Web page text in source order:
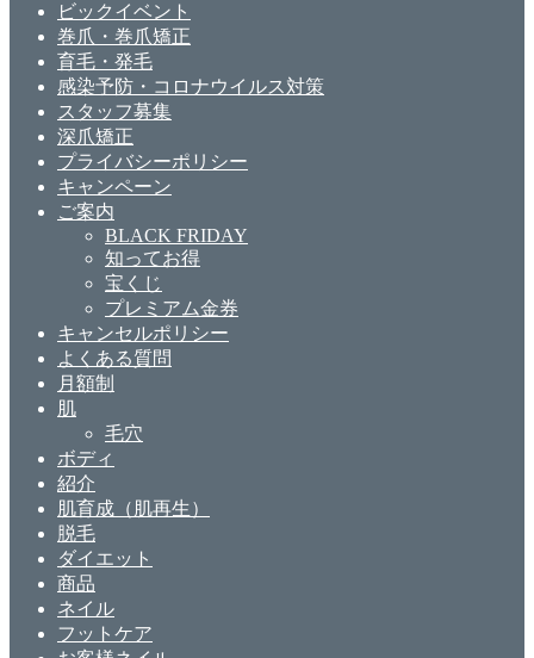
ビックイベント
巻爪・巻爪矯正
育毛・発毛
感染予防・コロナウイルス対策
スタッフ募集
深爪矯正
プライバシーポリシー
キャンペーン
ご案内
BLACK FRIDAY
知ってお得
宝くじ
プレミアム金券
キャンセルポリシー
よくある質問
月額制
肌
毛穴
ボディ
紹介
肌育成（肌再生）
脱毛
ダイエット
商品
ネイル
フットケア